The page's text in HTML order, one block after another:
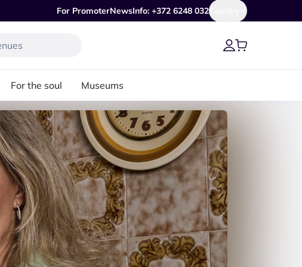
For PromoterNewsInfo: +372 6248 032Country
For the soul Museums